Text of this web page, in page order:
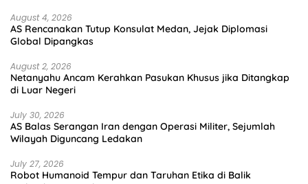
August 4, 2026
AS Rencanakan Tutup Konsulat Medan, Jejak Diplomasi
Global Dipangkas
August 2, 2026
Netanyahu Ancam Kerahkan Pasukan Khusus jika Ditangkap
di Luar Negeri
July 30, 2026
AS Balas Serangan Iran dengan Operasi Militer, Sejumlah
Wilayah Diguncang Ledakan
July 27, 2026
Robot Humanoid Tempur dan Taruhan Etika di Balik